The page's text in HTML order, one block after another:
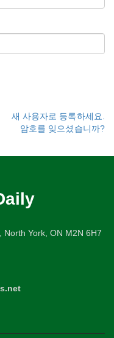
새 사용자로 등록하세요.
암호를 잊으셨습니까?
North York, ON M2N 6H7